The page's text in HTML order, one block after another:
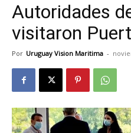
Autoridades
visitaron
Por Uruguay Vision Maritima -